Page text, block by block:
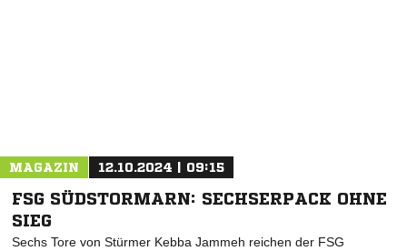
MAGAZIN 12.10.2024 | 09:15
FSG SÜDSTORMARN: SECHSERPACK OHNE
SIEG
Sechs Tore von Stürmer Kebba Jammeh reichen der FSG